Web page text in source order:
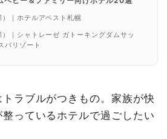
｜ホテルアベスト札幌
｜シャトレーゼ ガトーキングダムサッ
パリゾート
ツリゾートホテル＆コンベンション
旭川
ラブルがつきもの。家族が快
っているホテルで過ごしたい